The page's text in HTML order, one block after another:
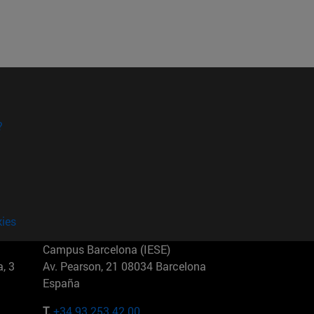
3
Campus Barcelona (IESE)
Av. Pearson, 21 08034 Barcelona
España
T. +34 93 253 42 00